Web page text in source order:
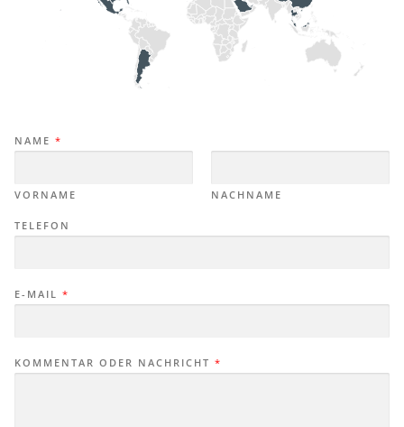
NAME *
VORNAME NACHNAME
TELEFON
E-MAIL *
KOMMENTAR ODER NACHRICHT *